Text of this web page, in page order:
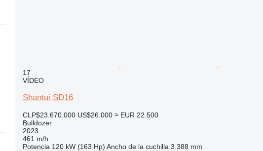
17
VÍDEO
Shantui SD16
CLP$23.670.000 US$26.000 ≈ EUR 22.500
Bulldozer
2023
461 m/h
Potencia 120 kW (163 Hp) Ancho de la cuchilla 3.388 mm